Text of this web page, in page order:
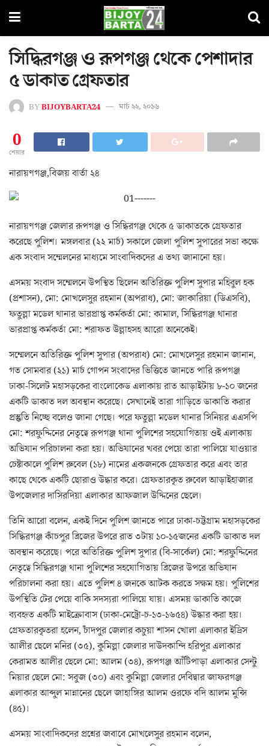
সিদ্ধিরগঞ্জ ও রূপগঞ্জ থেকে পেশাদার
৫ ডাকাত গ্রেফতার
BYBIJOYBARTA24 মার্চ ২২, ২০১৬
0
শেয়ার
নারায়ণগঞ্জ,বিজয় বার্তা ২৪
নারায়ণগঞ্জ জেলার রূপগঞ্জ ও সিদ্ধিরগঞ্জ থেকে ৫ ডাকাতকে গ্রেফতার
করেছে পুলিশ। মঙ্গলবার (২২ মার্চ) সকালে জেলা পুলিশ সুপারের সভা কক্ষে
এক সংবাদ সম্মেলনের মাধ্যমে সাংবাদিকদের এ তথ্য জানানো হয়।
এসময় সংবাদ সম্মেলনে উপস্থিত ছিলেন অতিরিক্ত পুলিশ সুপার মহিবুল হক
(প্রশাসন), মো: মোখলেসুর রহমান (অপরাধ), মো: জাকারিয়া (ডিএসবি),
ফতুল্লা মডেল থানার ভারপ্রাপ্ত কর্মকর্তা মো: কামাল, সিদ্ধিরগঞ্জ থানার
ভারপ্রাপ্ত কর্মকর্তা মো: শরাফত উল্লাহসহ আরো অনেকেই।
সম্মেলনে অতিরিক্ত পুলিশ সুপার (অপরাধ) মো: মোখলেসুর রহমান জানান,
গত সোমবার (২১) মার্চ গোপন সংবাদের ভিত্তিতে জানতে পারি রূপগঞ্জ
ঢাকা-সিলেট মহাসড়কের বাংলোকেড এলাকায় রাত আড়াইটায় ৮-১০ জনের
একটি ডাকাত দল অবস্থান করেছে। সেখানেই তারা গাড়িতে ডাকাতি করার
প্রস্তুতি নিচ্ছে বলেও জানা গেছে। পরে ফতুল্লা মডেল থানার সিনিয়র এএসপি
মো: শরফুদ্দিনের নেতৃত্বে রূপগঞ্জ থানা পুলিশের সহযোগিতায় ওই এলাকায়
অভিযান পরিচালনা করা হয়। অভিযানের খবর পেয়ে তারা পালিয়ে যাওয়ার
চেষ্টাকালে পুলিশ রুবেল (১৮) নামের একজনকে গ্রেফতার করে এবং তার
কাছে থেকে একটি ছোরাও উদ্ধার করে। গ্রেফতারকৃত রুবেল আড়াইহাজার
উপজেলার দাসিরদিয়া এলাকার আফজাল উদ্দিনের ছেলে।
তিনি আরো বলেন, একই দিনে পুলিশ জানতে পারে ঢাকা-চট্টগ্রাম মহাসড়কের
সিদ্ধিরগঞ্জ কাঁচপুর ব্রিজের উপরে রাত ৩টায় ১০-১৫জনের একটি ডাকাত দল
অবস্থান করেছে। পরে অতিরিক্ত পুলিশ সুপার (বি-সার্কেল) মো: শরফুদ্দিনের
নেতৃত্বে সিদ্ধিরগঞ্জ থানা পুলিশের সহযোগিতায় ব্রিজের উপরে অভিযান
পরিচালনা করা হয়। এতে পুলিশ ৪ জনকে আটক করতে সক্ষম হয়। পুলিশের
উপস্থিতি টের পেয়ে বাকি সদস্যরা পালিয়ে যায়। এসময় ডাকাতি কাজে
ব্যবহৃত একটি মাইক্রোবাস (ঢাকা-মেট্রো-চ-১৩-১৬৫৪) উদ্ধার করা হয়।
গ্রেফতারকৃতরা হলেন, চাঁদপুর জেলার কচুয়া শাসন খোলা এলাকার ইদ্রিস
আলীর ছেলে মনির (৩৫), কুমিল্লা জেলার দাউদকান্দি হরিপুর এলাকার
কেরামত আলীর ছেলে মো: আলম (৩৪), রূপগঞ্জ আঁটিপাড়া এলাকার সেন্টু
মিয়ার ছেলে মো: সবুজ (৩০) এবং কুমিল্লা জেলার দেবিদ্বার জাফরগঞ্জ
এলাকার আব্দুল মান্নানের ছেলে জাহাঙ্গির আলম ওরফে বদি আলম মুন্সি
(৪৫)।
এসময় সাংবাদিকদের প্রশ্নের জবাবে মোখলেসুর রহমান বলেন,